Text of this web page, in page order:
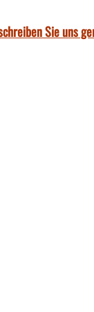
Sie uns